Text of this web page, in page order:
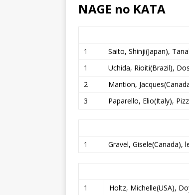
NAGE no KATA
1
Saito, Shinji(Japan),
1
Uchida, Rioiti(Brazil),
2
Mantion,
3
Paparello, Elio(Italy),
1
Gravel, Gisele(Canada),
1
Holtz, Michelle(USA),